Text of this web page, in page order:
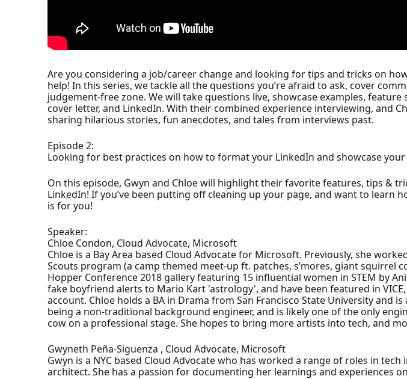
Are you considering a job/career change and looking for tips and tricks on
help! In this series, we tackle all the questions you’re afraid to ask, cover
judgement-free zone. We will take questions live, showcase examples,
cover letter, and LinkedIn. With their combined experience interviewing, and
sharing hilarious stories, fun anecdotes, and tales from interviews past.
Episode 2:
Looking for best practices on how to format your LinkedIn and showcase
On this episode, Gwyn and Chloe will highlight their favorite features, tips &
LinkedIn! If you’ve been putting off cleaning up your page, and want to
is for you!
Speaker:
Chloe Condon, Cloud Advocate, Microsoft
Chloe is a Bay Area based Cloud Advocate for Microsoft. Previously, she
Scouts program (a camp themed meet-up ft. patches, s’mores, giant squirrel
Hopper Conference 2018 gallery featuring 15 influential women in STEM by
fake boyfriend alerts to Mario Kart 'astrology', and have been featured in
account. Chloe holds a BA in Drama from San Francisco State University and
being a non-traditional background engineer, and is likely one of the only
cow on a professional stage. She hopes to bring more artists into tech, and
Gwyneth Peña-Siguenza , Cloud Advocate, Microsoft
Gwyn is a NYC based Cloud Advocate who has worked a range of roles in
architect. She has a passion for documenting her learnings and experiences